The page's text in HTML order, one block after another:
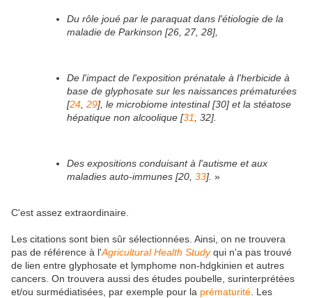
Du rôle joué par le paraquat dans l'étiologie de la
maladie de Parkinson [26, 27, 28],
De l'impact de l'exposition prénatale à l'herbicide à
base de glyphosate sur les naissances prématurées
[24 29], le microbiome intestinal [30] et la stéatose
hépatique non alcoolique [31 , 32].
Des expositions conduisant à l'autisme et aux
maladies auto-immunes [20, 33]. »
C'est assez extraordinaire.
Les citations sont bien sûr sélectionnées. Ainsi, on ne trouvera
pas de référence à l'Agricultural Health Studyqui n'a pas trouvé
de lien entre glyphosate et lymphome non-hdgkinien et autres
cancers. On trouvera aussi des études poubelle, surinterprétées
et/ou surmédiatisées, par exemple pour la prématurité . Les